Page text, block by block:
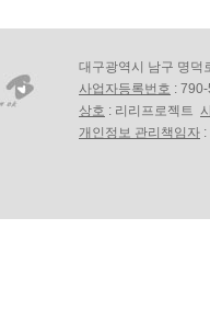
대구광역시 남구 명
사업자등록번호 :
상호 : 리리프로젝트
개인정보 관리책임자